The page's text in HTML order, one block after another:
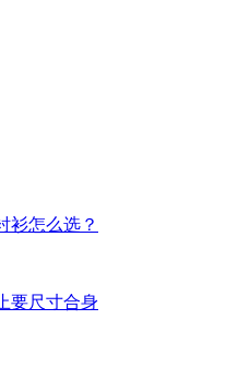
衫怎么选？
要尺寸合身